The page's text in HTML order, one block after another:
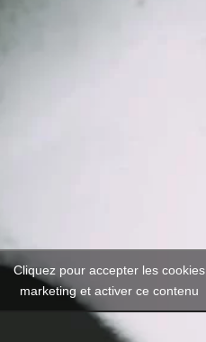
Cliquez pour accepter les cookies
marketing et activer ce contenu